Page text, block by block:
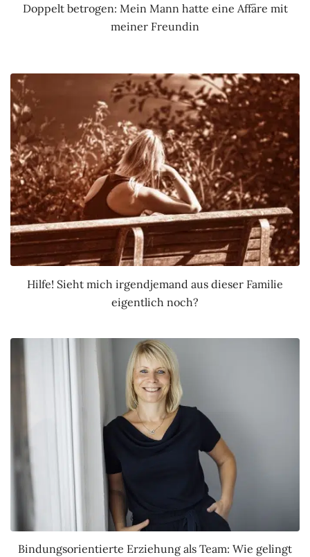
Doppelt betrogen: Mein Mann hatte eine Affäre mit
meiner Freundin
Hilfe! Sieht mich irgendjemand aus dieser Familie
eigentlich noch?
Bindungsorientierte Erziehung als Team: Wie gelingt